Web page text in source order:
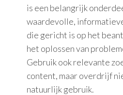
is een belangrijk
waardevolle,
die gericht is op het
het oplossen van
Gebruik ook relevante
content, maar overdrijf
natuurlijk gebruik.